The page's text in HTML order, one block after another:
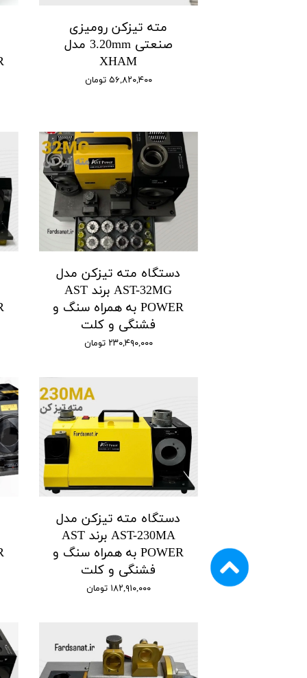
مته تیزکن رومیزی
صنعتی 3.20mm مدل
XHAM
۵۶,۸۲۰,۴۰۰ تومان
دستگاه مته تیزکن مدل
AST-32MG برند AST
POWER به همراه سنگ و
فشنگی و کلت
۲۳۰,۴۹۰,۰۰۰ تومان
دستگاه مته تیزکن مدل
AST-230MA برند AST
POWER به همراه سنگ و
فشنگی و کلت
۱۸۲,۹۱۰,۰۰۰ تومان